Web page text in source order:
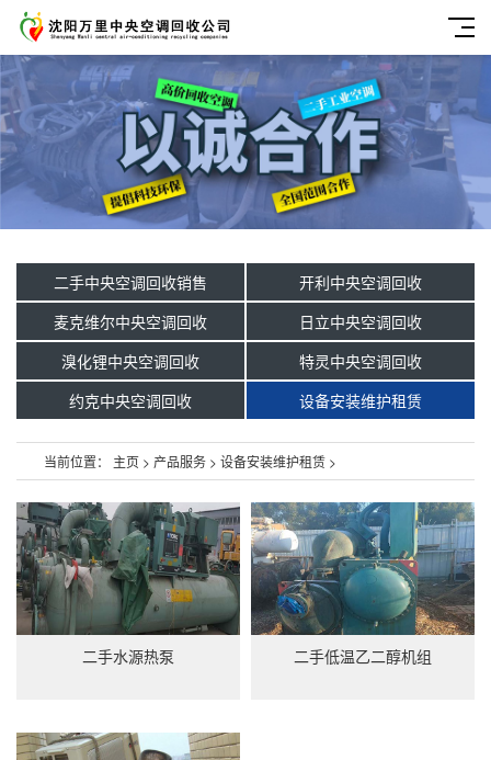
二手中央空调回收销售
开利中央空调回收
麦克维尔中央空调回收
日立中央空调回收
溴化锂中央空调回收
特灵中央空调回收
约克中央空调回收
设备安装维护租赁
当前位置： 主页 > 产品服务 > 设备安装维护租赁 >
二手水源热泵 二手低温乙二醇机组